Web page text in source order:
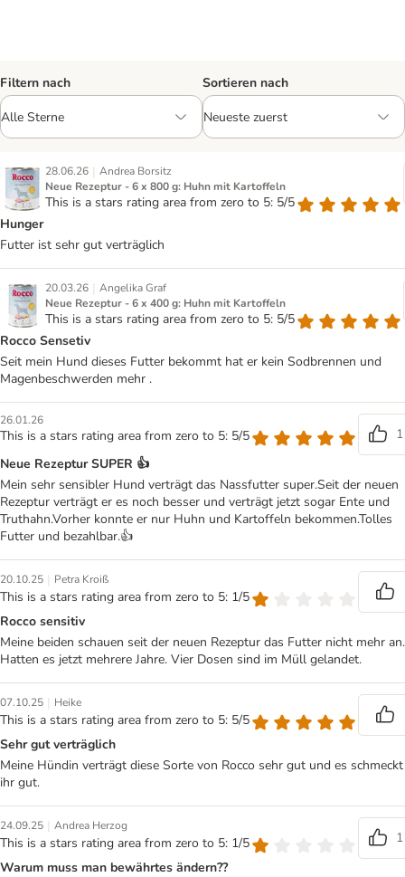
Filtern nach Sortieren nach
28.06.26 | Andrea Borsitz
Neue Rezeptur - 6 x 800 g: Huhn mit Kartoffeln
This is a stars rating area from zero to 5: 5/5
Hunger
Futter ist sehr gut verträglich
20.03.26 | Angelika Graf
Neue Rezeptur - 6 x 400 g: Huhn mit Kartoffeln
This is a stars rating area from zero to 5: 5/5
Rocco Sensetiv
Seit mein Hund dieses Futter bekommt hat er kein Sodbrennen und
Magenbeschwerden mehr .
26.01.26
This is a stars rating area from zero to 5: 5/5
1
Neue Rezeptur SUPER 👍
Mein sehr sensibler Hund verträgt das Nassfutter super.Seit der neuen
Rezeptur verträgt er es noch besser und verträgt jetzt sogar Ente und
Truthahn.Vorher konnte er nur Huhn und Kartoffeln bekommen.Tolles
Futter und bezahlbar.👍
20.10.25 | Petra Kroiß
This is a stars rating area from zero to 5: 1/5
Rocco sensitiv
Meine beiden schauen seit der neuen Rezeptur das Futter nicht mehr an.
Hatten es jetzt mehrere Jahre. Vier Dosen sind im Müll gelandet.
07.10.25 | Heike
This is a stars rating area from zero to 5: 5/5
Sehr gut verträglich
Meine Hündin verträgt diese Sorte von Rocco sehr gut und es schmeckt
ihr gut.
24.09.25 | Andrea Herzog
This is a stars rating area from zero to 5: 1/5
1
Warum muss man bewährtes ändern??